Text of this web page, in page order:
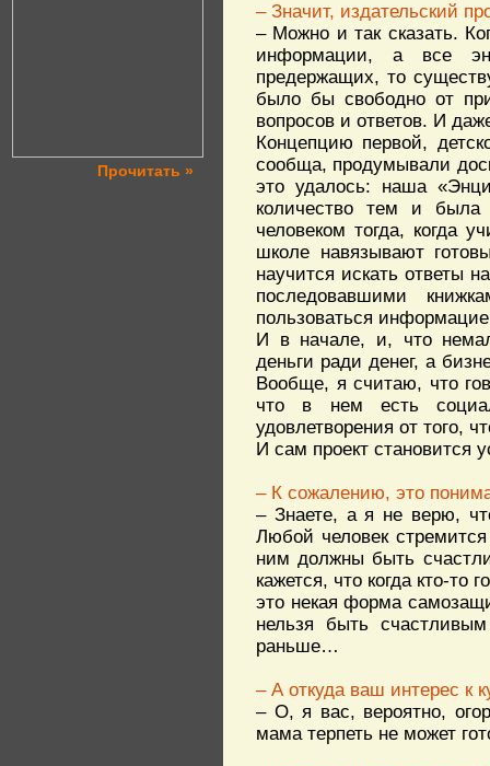
Прочитать »
– Значит, издательский
– Можно и так сказать.
информации, а все
предержащих, то
было бы свободно от
вопросов и ответов. И
Концепцию первой,
сообща, продумывали
это удалось: наша
количество тем и была
человеком тогда, когда
школе навязывают
научится искать ответы
последовавшими
пользоваться
И в начале, и, что
деньги ради денег, а
Вообще, я считаю, что
что в нем есть
удовлетворения от того,
И сам проект становится
– К сожалению, это
– Знаете, а я не верю,
Любой человек
ним должны быть
кажется, что когда кто-то
это некая форма
нельзя быть
раньше…
– А откуда ваш интерес к
– О, я вас, вероятно,
мама терпеть не может